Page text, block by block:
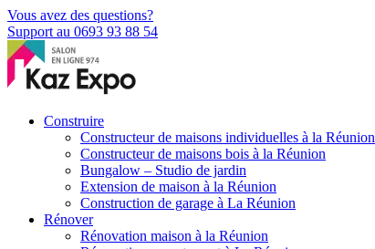
Vous avez des questions?
Support au 0693 93 88 54
Construire
Constructeur de maisons individuelles à la Réunion
Constructeur de maisons bois à la Réunion
Bungalow – Studio de jardin
Extension de maison à la Réunion
Construction de garage à La Réunion
Rénover
Rénovation maison à la Réunion